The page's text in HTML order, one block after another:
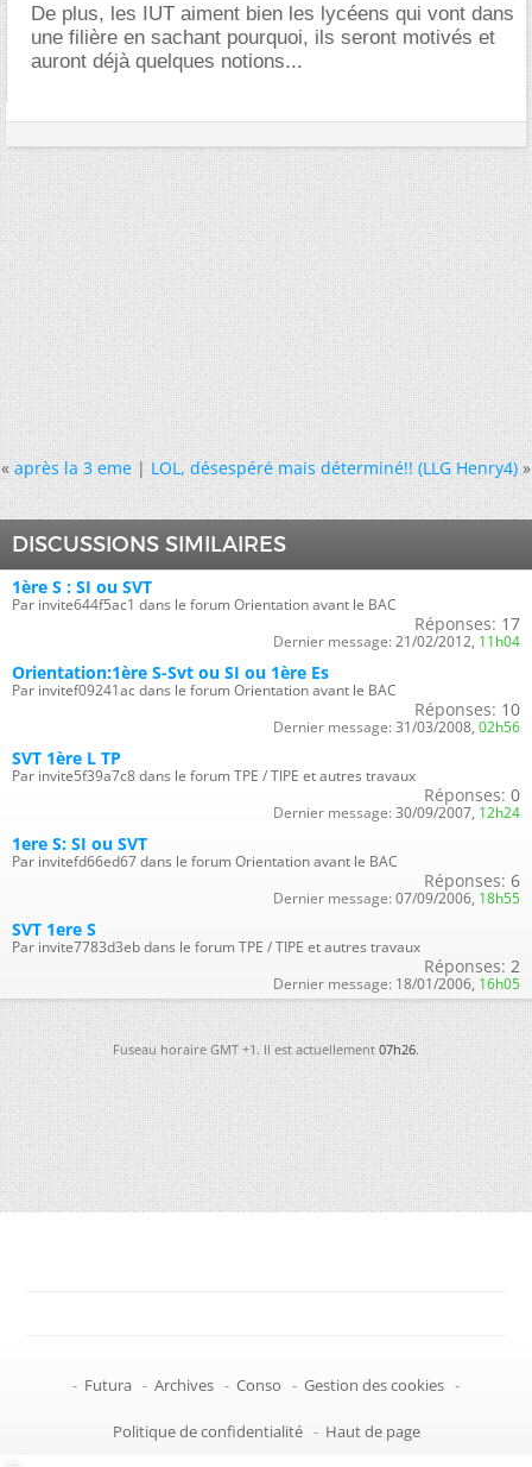
De plus, les IUT aiment bien les lycéens qui vont dans
une filière en sachant pourquoi, ils seront motivés et
auront déjà quelques notions...
« après la 3 eme|LOL, désespéré mais déterminé!! (LLG Henry4) »
DISCUSSIONS SIMILAIRES
1ère S : SI ou SVT
Par invite644f5ac1 dans le forum Orientation avant le BAC
Réponses: 17
Dernier message: 21/02/2012, 11h04
Orientation:1ère S-Svt ou SI ou 1ère Es
Par invitef09241ac dans le forum Orientation avant le BAC
Réponses: 10
Dernier message: 31/03/2008, 02h56
SVT 1ère L TP
Par invite5f39a7c8 dans le forum TPE / TIPE et autres travaux
Réponses: 0
Dernier message: 30/09/2007, 12h24
1ere S: SI ou SVT
Par invitefd66ed67 dans le forum Orientation avant le BAC
Réponses: 6
Dernier message: 07/09/2006, 18h55
SVT 1ere S
Par invite7783d3eb dans le forum TPE / TIPE et autres travaux
Réponses: 2
Dernier message: 18/01/2006, 16h05
Fuseau horaire GMT +1. Il est actuellement07h26.
- Futura - Archives - Conso - Gestion des cookies -
Politique de confidentialité - Haut de page